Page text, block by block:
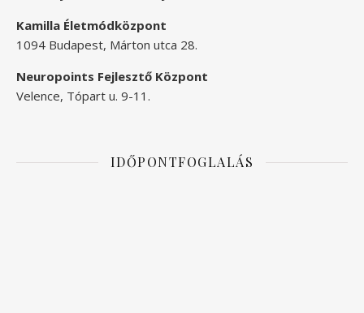
Kamilla Életmódközpont
1094 Budapest, Márton utca 28.
Neuropoints Fejlesztő Központ
Velence, Tópart u. 9-11.
IDŐPONTFOGLALÁS